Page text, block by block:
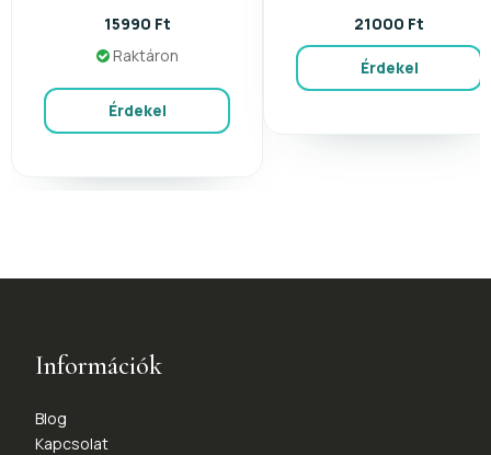
15990 Ft
Raktáron
Érdekel
21000 Ft
Érdekel
Információk
Blog
Kapcsolat